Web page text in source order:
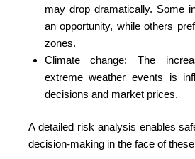
may drop dramatically. Some
an opportunity, while others
zones.
Climate change: The
extreme weather events is
decisions and market prices.
A detailed risk analysis enables
decision-making in the face of